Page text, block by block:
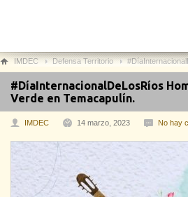
IMDEC Defensa Territorio
#DíaInternacionalDeLosRíos
Verde en Temacapulín.
IMDEC 14 marzo, 2023 No hay